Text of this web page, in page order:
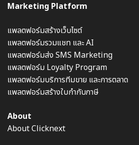
Marketing Platform
แพลตฟอร์มสร้างเว็บไซต์
แพลตฟอร์มรวมแชท และ AI
แพลตฟอร์มส่ง SMS Marketing
แพลตฟอร์ม Loyalty Program
แพลตฟอร์มบริการทีมขาย และการตลาด
แพลตฟอร์มสร้างใบกำกับภาษี
About
About Clicknext